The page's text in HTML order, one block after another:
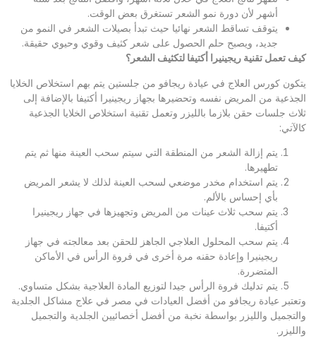
أشهر لأن دورة نمو الشعر تستغرق بعض الوقت.
يتوقف تساقط الشعر نهائيا حيث تبدأ بصيلات الشعر في النمو من
جديد، ويصبح حلم الحصول على شعر كثيف وقوي وحيوي حقيقة.
تعمل تقنية ريجينيرا أكتيفا لتكثيف الشعر؟
كورس العلاج في عيادة ريجافو من جلستين يتم بهم استخلاص الخلايا
من المريض نفسه وتحضيرها بجهاز ريجينيرا أكتيفا بالإضافة إلى
جلسات حقن بلازما بالليزر وتعمل تقنية استخلاص الخلايا الجذعية
يتم إزالة الشعر من المنطقة التي سيتم سحب العينة منها ثم يتم
تطهيرها.
يتم استخدام مخدر موضعي لسحب العينة لذلك لا يشعر المريض
بأي إحساس بالألم.
يتم سحب ثلاث عينات من المريض وتجهيزها في جهاز ريجينيرا
أكتيفا.
يتم سحب المحلول العلاجي الجاهز للحقن بعد معالجته في جهاز
ريجينيرا وإعادة حقنه مرة أخرى في فروة الرأس في الأماكن
المتضررة.
يتم تدليك فروة الرأس جيدا لتوزيع المادة العلاجية بشكل متساوي.
عيادة ريجافو من أفضل العيادات في مصر في علاج مشاكل الجلدية
والليزر بواسطة نخبة من أفضل أخصائيين الجلدية والتجميل